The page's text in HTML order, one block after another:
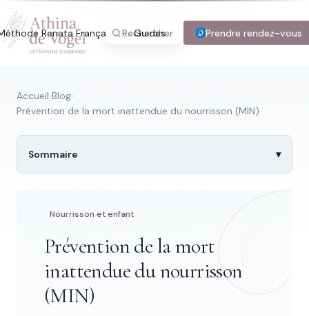
Renata França Guides Blog Tarifs
Rechercher Prendre rendez-vous
Recherche rapide
Trouver une page
Tapez au moins 2 lettres.
Accueil›Blog›
Prévention de la mort inattendue du nourrisson (MIN)
Sommaire
Nourrisson et enfant
Prévention de la mort
inattendue du nourrisson
(MIN)